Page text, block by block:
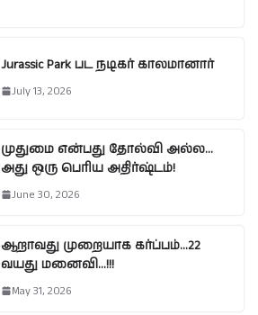
Jurassic Park பட நடிகர் காலமானார்
July 13, 2026
முதுமை என்பது தோல்வி அல்ல…
அது ஒரு பெரிய அதிர்ஷ்டம்!
June 30, 2026
ஆறாவது முறையாக கர்ப்பம்…22
வயது மனைவி…!!!
May 31, 2026